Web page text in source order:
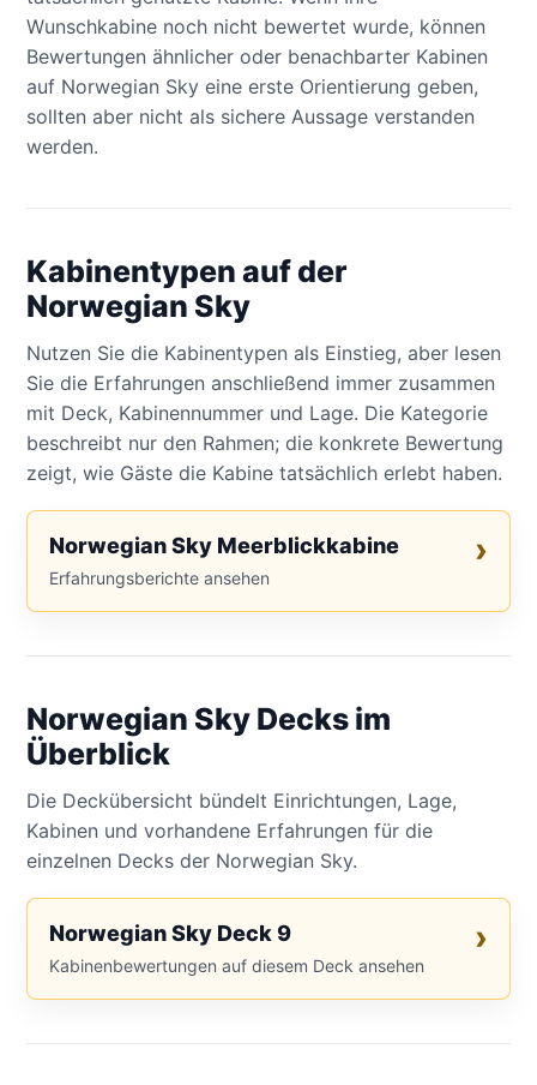
Wunschkabine noch nicht bewertet wurde, können
Bewertungen ähnlicher oder benachbarter Kabinen
auf Norwegian Sky eine erste Orientierung geben,
sollten aber nicht als sichere Aussage verstanden
werden.
Kabinentypen auf der
Norwegian Sky
Nutzen Sie die Kabinentypen als Einstieg, aber lesen
Sie die Erfahrungen anschließend immer zusammen
mit Deck, Kabinennummer und Lage. Die Kategorie
beschreibt nur den Rahmen; die konkrete Bewertung
zeigt, wie Gäste die Kabine tatsächlich erlebt haben.
Norwegian Sky Meerblickkabine
Erfahrungsberichte ansehen
Norwegian Sky Decks im
Überblick
Die Deckübersicht bündelt Einrichtungen, Lage,
Kabinen und vorhandene Erfahrungen für die
einzelnen Decks der Norwegian Sky.
Norwegian Sky Deck 9
Kabinenbewertungen auf diesem Deck ansehen